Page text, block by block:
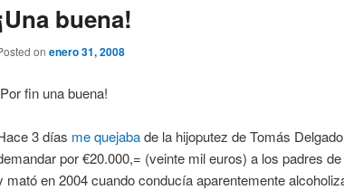
buena!
on enero 31, 2008
fin una buena!
3 días me quejabade la hijoputez de Tomás
por €20.000,= (veinte mil euros) a los padres
mató en 2004 cuando conducía aparentemente